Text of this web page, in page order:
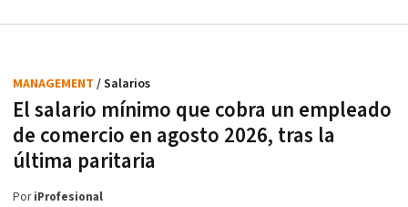
El salario mínimo que cobra un empleado
de comercio en agosto 2026, tras la
última paritaria
MANAGEMENT / Salarios
PoriProfesional